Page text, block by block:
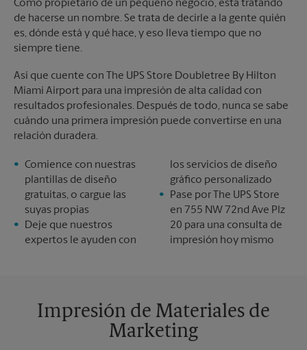
Como propietario de un pequeño negocio, está tratando
de hacerse un nombre. Se trata de decirle a la gente quién
es, dónde está y qué hace, y eso lleva tiempo que no
siempre tiene.
Así que cuente con The UPS Store Doubletree By Hilton
Miami Airport para una impresión de alta calidad con
resultados profesionales. Después de todo, nunca se sabe
cuándo una primera impresión puede convertirse en una
relación duradera.
Comience con nuestras
plantillas de diseño
gratuitas, o cargue las
suyas propias
Deje que nuestros
expertos le ayuden con
los servicios de diseño
gráfico personalizado
Pase por The UPS Store
en 755 NW 72nd Ave Plz
20 para una consulta de
impresión hoy mismo
Impresión de Materiales de
Marketing